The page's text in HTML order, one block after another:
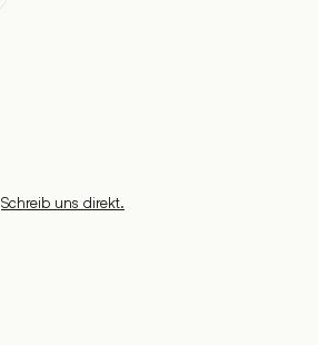
Schreib uns direkt.